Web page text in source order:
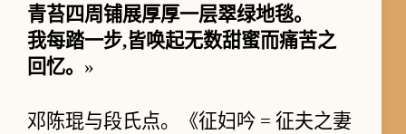
青苔四周铺展厚厚一层翠绿地毯。
我每踏一步,皆唤起无数甜蜜而痛苦之
回忆。 »
邓陈琨与段氏点。《征妇吟 = 征夫之妻